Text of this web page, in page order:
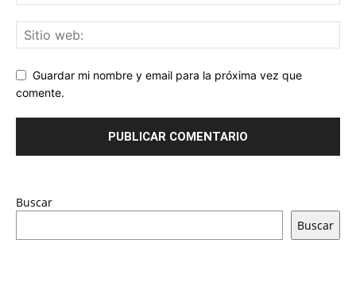
Guardar mi nombre y email para la próxima vez que
comente.
Buscar
Buscar